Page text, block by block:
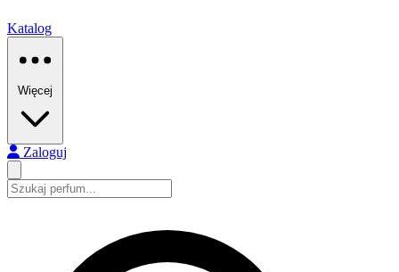
Katalog
Więcej
Zaloguj